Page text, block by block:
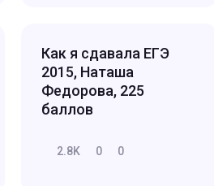
Как я сдавала ЕГЭ
2015, Наташа
Федорова, 225
баллов
2.8K 0 0